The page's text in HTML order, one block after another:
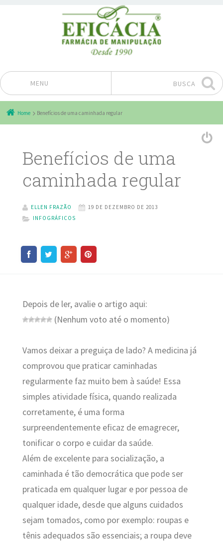
MENU
Pular para o conteúdo
BUSCA
Home Benefícios de uma caminhada regular
Benefícios de uma
caminhada regular
ELLEN FRAZÃO
19 DE DEZEMBRO DE 2013
INFOGRÁFICOS
Depois de ler, avalie o artigo aqui:
(Nenhum voto até o momento)
Vamos deixar a preguiça de lado? A medicina já
comprovou que praticar caminhadas
regularmente faz muito bem à saúde! Essa
simples atividade física, quando realizada
corretamente, é uma forma
surpreendentemente eficaz de emagrecer,
tonificar o corpo e cuidar da saúde.
Além de excelente para socialização, a
caminhada é tão democrática que pode ser
praticada em qualquer lugar e por pessoa de
qualquer idade, desde que alguns cuidados
sejam tomados, como por exemplo: roupas e
tênis adequados são essenciais; a roupa deve